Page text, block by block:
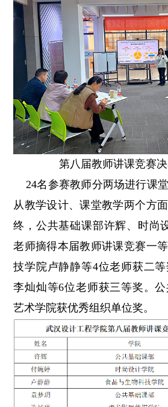
第八届教师讲课竞赛决
24名参赛教师分两场进行课
从教学设计、课堂教学两个方
终，公共基础课部许辉、时尚
老师摘得本届教师讲课竞赛一
技学院卢静静等4位老师获二
李灿灿等6位老师获三等奖。
艺术学院获优秀组织单位奖。